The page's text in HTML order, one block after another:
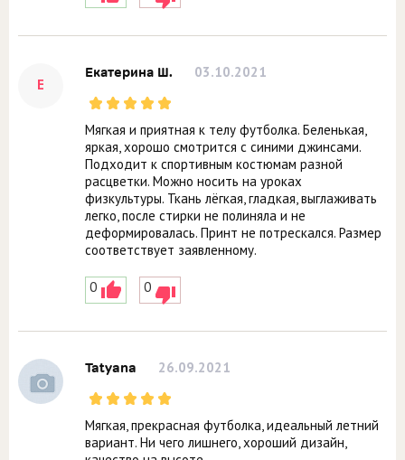
Е
Екатерина Ш. 03.10.2021
Мягкая и приятная к телу футболка. Беленькая,
яркая, хорошо смотрится с синими джинсами.
Подходит к спортивным костюмам разной
расцветки. Можно носить на уроках
физкультуры. Ткань лёгкая, гладкая, выглаживать
легко, после стирки не полиняла и не
деформировалась. Принт не потрескался. Размер
соответствует заявленному.
0 0
Tatyana 26.09.2021
Мягкая, прекрасная футболка, идеальный летний
вариант. Ни чего лишнего, хороший дизайн,